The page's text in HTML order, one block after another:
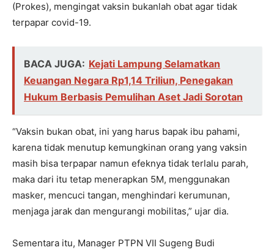
(Prokes), mengingat vaksin bukanlah obat agar tidak
terpapar covid-19.
BACA JUGA: Kejati Lampung Selamatkan
Keuangan Negara Rp1,14 Triliun, Penegakan
Hukum Berbasis Pemulihan Aset Jadi Sorotan
“Vaksin bukan obat, ini yang harus bapak ibu pahami,
karena tidak menutup kemungkinan orang yang vaksin
masih bisa terpapar namun efeknya tidak terlalu parah,
maka dari itu tetap menerapkan 5M, menggunakan
masker, mencuci tangan, menghindari kerumunan,
menjaga jarak dan mengurangi mobilitas,” ujar dia.
Sementara itu, Manager PTPN VII Sugeng Budi